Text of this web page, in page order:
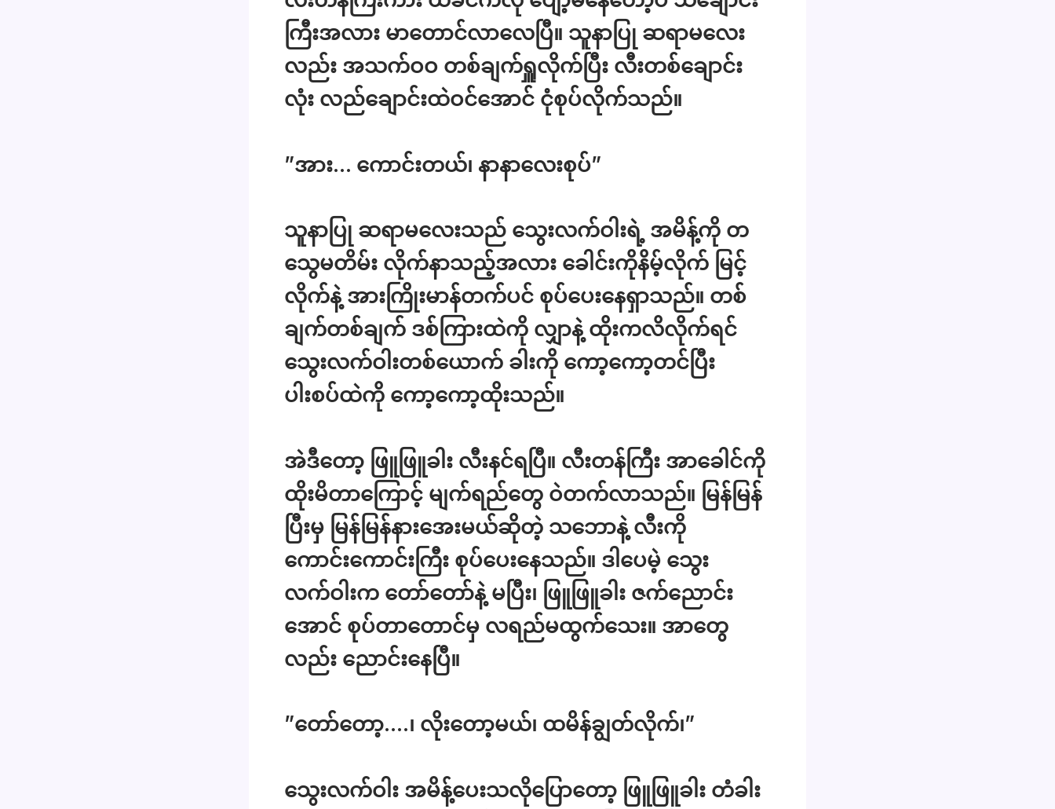
ကြီးအလား မာတောင်လာလေပြီ။ သူနာပြု ဆရာမလေး
လည်း အသက်ဝဝ တစ်ချက်ရှူလိုက်ပြီး လီးတစ်ချောင်း
လုံး လည်ချောင်းထဲဝင်အောင် ငုံစုပ်လိုက်သည်။
”အား… ကောင်းတယ်၊ နာနာလေးစုပ်”
သူနာပြု ဆရာမလေးသည် သွေးလက်ဝါးရဲ့ အမိန့်ကို တ
သွေမတိမ်း လိုက်နာသည့်အလား ခေါင်းကိုနိမ့်လိုက် မြင့်
လိုက်နဲ့ အားကြိုးမာန်တက်ပင် စုပ်ပေးနေရှာသည်။ တစ်
ချက်တစ်ချက် ဒစ်ကြားထဲကို လျှာနဲ့ ထိုးကလိလိုက်ရင်
သွေးလက်ဝါးတစ်ယောက် ခါးကို ကော့ကော့တင်ပြီး
ပါးစပ်ထဲကို ကော့ကော့ထိုးသည်။
အဲဒီတော့ ဖြူဖြူခါး လီးနင်ရပြီ။ လီးတန်ကြီး အာခေါင်ကို
ထိုးမိတာကြောင့် မျက်ရည်တွေ ဝဲတက်လာသည်။ မြန်မြန်
ပြီးမှ မြန်မြန်နားအေးမယ်ဆိုတဲ့ သဘောနဲ့ လီးကို
ကောင်းကောင်းကြီး စုပ်ပေးနေသည်။ ဒါပေမဲ့ သွေး
လက်ဝါးက တော်တော်နဲ့ မပြီး၊ ဖြူဖြူခါး ဇက်ညောင်း
အောင် စုပ်တာတောင်မှ လရည်မထွက်သေး။ အာတွေ
လည်း ညောင်းနေပြီ။
”တော်တော့….၊ လိုးတော့မယ်၊ ထမိန်ချွတ်လိုက်၊”
သွေးလက်ဝါး အမိန့်ပေးသလိုပြောတော့ ဖြူဖြူခါး တံခါး